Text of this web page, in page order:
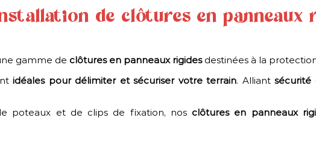
En savoir plus
de clôtures en panneaux
gamme de clôtures en panneaux rigidesdestinées à la
idéales pour délimiter et sécuriser votre terrain. Alliant sécurité
poteaux et de clips de fixation, nos clôtures en panneaux